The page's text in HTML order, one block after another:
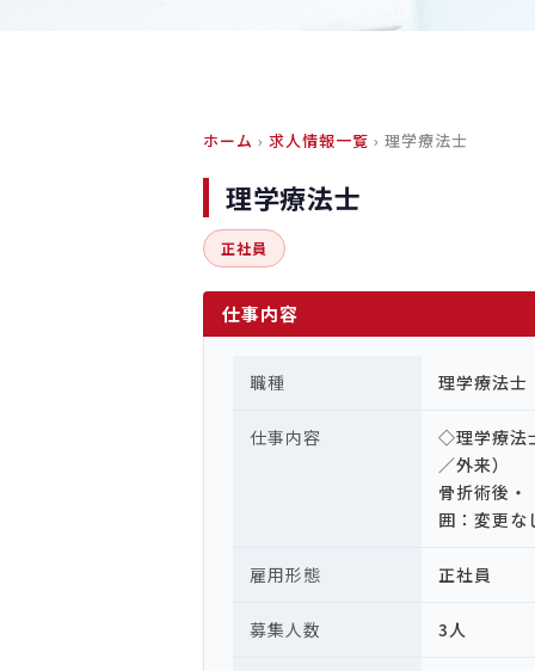
ホーム › 求人情報一覧 › 理学療法士
理学療法士
正社員
仕事内容
職種 理学療法士
仕事内容
◇理学療
／外来）
骨折術後
囲：変更な
雇用形態 正社員
募集人数 3人